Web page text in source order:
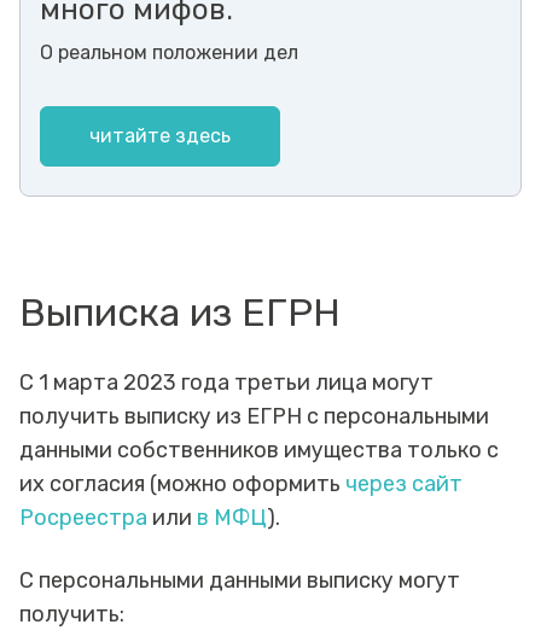
много мифов.
О реальном положении дел
читайте здесь
Выписка из ЕГРН
С 1 марта 2023 года третьи лица могут
получить выписку из ЕГРН с персональными
данными собственников имущества только с
их согласия (можно оформить через сайт
Росреестра или в МФЦ).
С персональными данными выписку могут
получить: